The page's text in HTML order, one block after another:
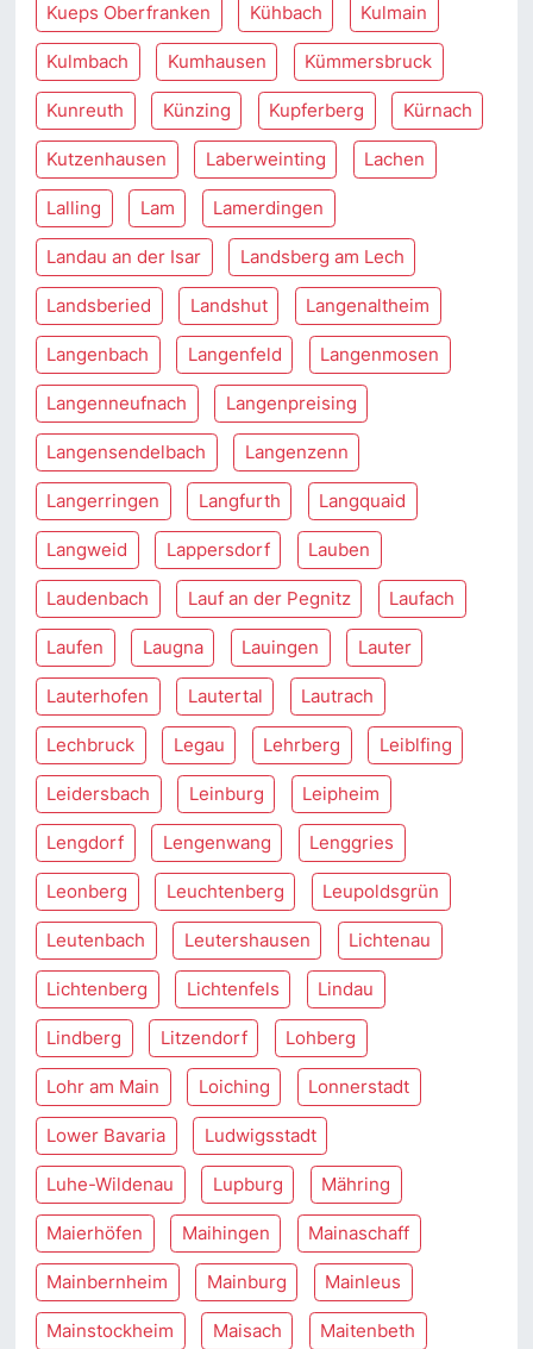
Kueps Oberfranken Kühbach Kulmain
Kulmbach Kumhausen Kümmersbruck
Kunreuth Künzing Kupferberg Kürnach
Kutzenhausen Laberweinting Lachen
Lalling Lam Lamerdingen
Landau an der Isar Landsberg am Lech
Landsberied Landshut Langenaltheim
Langenbach Langenfeld Langenmosen
Langenneufnach Langenpreising
Langensendelbach Langenzenn
Langerringen Langfurth Langquaid
Langweid Lappersdorf Lauben
Laudenbach Lauf an der Pegnitz Laufach
Laufen Laugna Lauingen Lauter
Lauterhofen Lautertal Lautrach
Lechbruck Legau Lehrberg Leiblfing
Leidersbach Leinburg Leipheim
Lengdorf Lengenwang Lenggries
Leonberg Leuchtenberg Leupoldsgrün
Leutenbach Leutershausen Lichtenau
Lichtenberg Lichtenfels Lindau
Lindberg Litzendorf Lohberg
Lohr am Main Loiching Lonnerstadt
Lower Bavaria Ludwigsstadt
Luhe-Wildenau Lupburg Mähring
Maierhöfen Maihingen Mainaschaff
Mainbernheim Mainburg Mainleus
Mainstockheim Maisach Maitenbeth